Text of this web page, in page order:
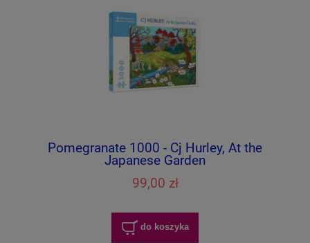
Pomegranate 1000 - Cj Hurley, At the
Japanese Garden
99,00 zł
do koszyka